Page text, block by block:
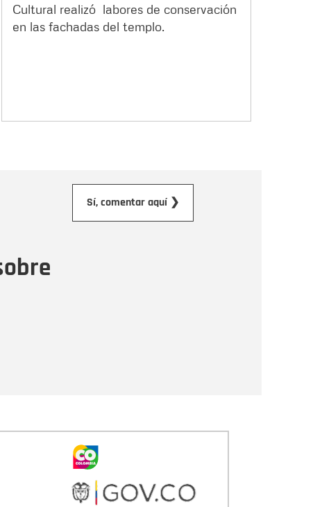
Cultural realizó labores de conservación
en las fachadas del templo.
Sí, comentar aquí ❯